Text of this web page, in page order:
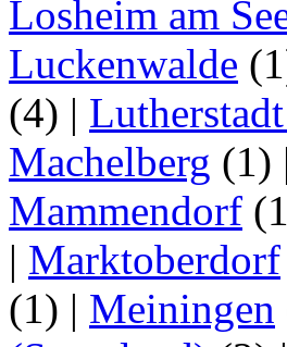
Losheim am
Luckenwalde
(4) |
Machelberg (1) |
Mammendorf
| Marktoberdorf
(1) | Meiningen